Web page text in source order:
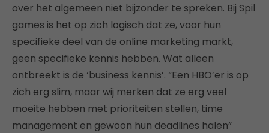
over het algemeen niet bijzonder te spreken. Bij Spil
games is het op zich logisch dat ze, voor hun
specifieke deel van de online marketing markt,
geen specifieke kennis hebben. Wat alleen
ontbreekt is de ‘business kennis’. “Een HBO’er is op
zich erg slim, maar wij merken dat ze erg veel
moeite hebben met prioriteiten stellen, time
management en gewoon hun deadlines halen”